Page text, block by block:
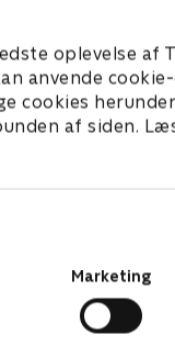
oplevelse af
anvende
cookies
af siden.
Marketing
Julelys for millioner